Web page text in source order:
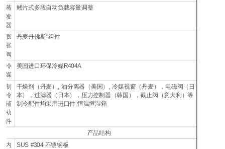
蒸
发
器
鳍片式多段自动负载容量调整
膨
胀
阀
丹麦丹佛斯*组件
冷
媒
美国进口环保冷媒R404A
制
冷
辅
助
件
干燥剂（丹麦）, 油分离器（美国）, 冷媒视窗（丹麦），电磁阀（日
本），过滤器（日本），压力控制器（韩国），截止阀（意大利）等
制冷配件均采用进口件 恒温恒湿箱
产品结构
内
SUS #304 不锈钢板